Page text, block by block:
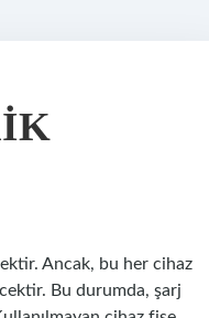
Ancak, bu her cihaz
Bu durumda, şarj